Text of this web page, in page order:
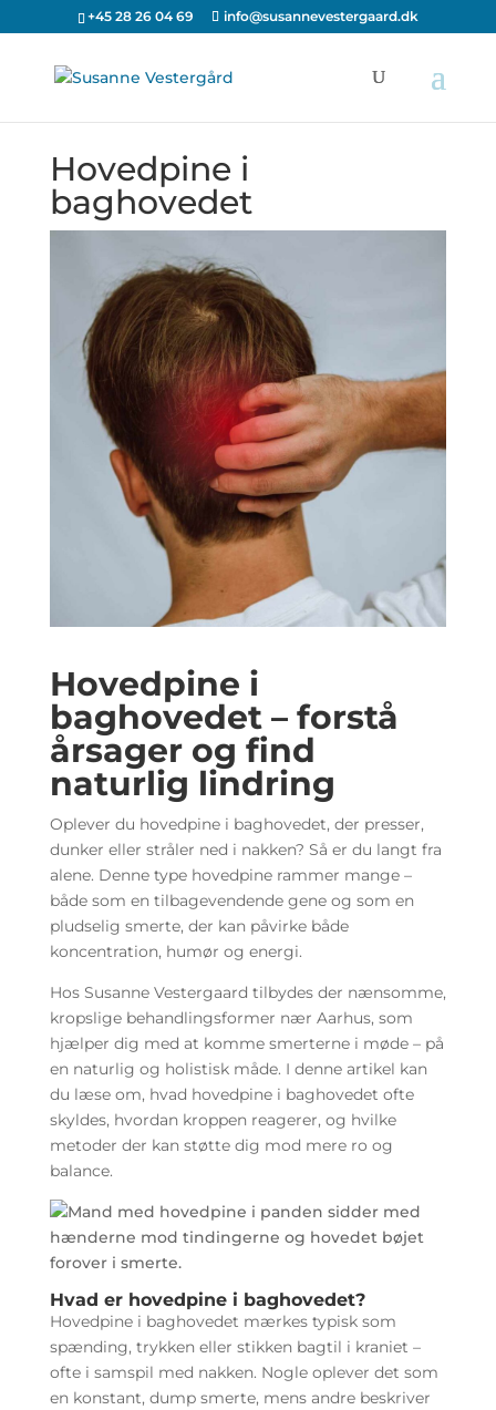
+45 28 26 04 69 info@susannevestergaard.dk
Hovedpine i
baghovedet
Hovedpine i
baghovedet – forstå
årsager og find
naturlig lindring
Oplever du hovedpine i baghovedet, der presser,
dunker eller stråler ned i nakken? Så er du langt fra
alene. Denne type hovedpine rammer mange –
både som en tilbagevendende gene og som en
pludselig smerte, der kan påvirke både
koncentration, humør og energi.
Hos Susanne Vestergaard tilbydes der nænsomme,
kropslige behandlingsformer nær Aarhus, som
hjælper dig med at komme smerterne i møde – på
en naturlig og holistisk måde. I denne artikel kan
du læse om, hvad hovedpine i baghovedet ofte
skyldes, hvordan kroppen reagerer, og hvilke
metoder der kan støtte dig mod mere ro og
balance.
Hvad er hovedpine i baghovedet?
Hovedpine i baghovedet mærkes typisk som
spænding, trykken eller stikken bagtil i kraniet –
ofte i samspil med nakken. Nogle oplever det som
en konstant, dump smerte, mens andre beskriver